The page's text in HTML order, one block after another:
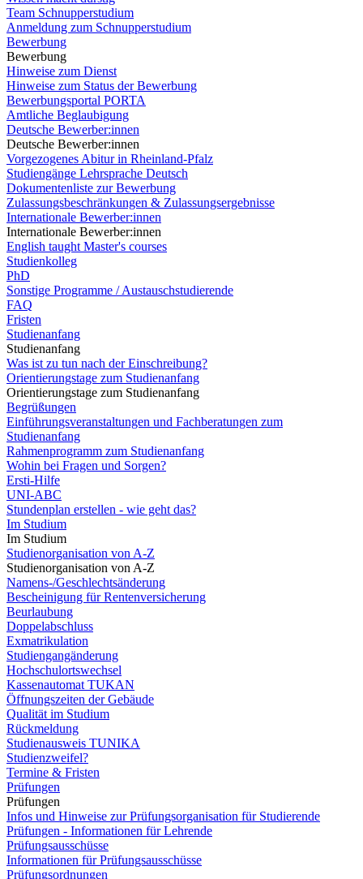
Team Schnupperstudium
Anmeldung zum Schnupperstudium
Bewerbung
Bewerbung
Hinweise zum Dienst
Hinweise zum Status der Bewerbung
Bewerbungsportal PORTA
Amtliche Beglaubigung
Deutsche Bewerber:innen
Deutsche Bewerber:innen
Vorgezogenes Abitur in Rheinland-Pfalz
Studiengänge Lehrsprache Deutsch
Dokumentenliste zur Bewerbung
Zulassungsbeschränkungen & Zulassungsergebnisse
Internationale Bewerber:innen
Internationale Bewerber:innen
English taught Master's courses
Studienkolleg
PhD
Sonstige Programme / Austauschstudierende
FAQ
Fristen
Studienanfang
Studienanfang
Was ist zu tun nach der Einschreibung?
Orientierungstage zum Studienanfang
Orientierungstage zum Studienanfang
Begrüßungen
Einführungsveranstaltungen und Fachberatungen zum
Studienanfang
Rahmenprogramm zum Studienanfang
Wohin bei Fragen und Sorgen?
Ersti-Hilfe
UNI-ABC
Stundenplan erstellen - wie geht das?
Im Studium
Im Studium
Studienorganisation von A-Z
Studienorganisation von A-Z
Namens-/Geschlechtsänderung
Bescheinigung für Rentenversicherung
Beurlaubung
Doppelabschluss
Exmatrikulation
Studiengangänderung
Hochschulortswechsel
Kassenautomat TUKAN
Öffnungszeiten der Gebäude
Qualität im Studium
Rückmeldung
Studienausweis TUNIKA
Studienzweifel?
Termine & Fristen
Prüfungen
Prüfungen
Infos und Hinweise zur Prüfungsorganisation für Studierende
Prüfungen - Informationen für Lehrende
Prüfungsausschüsse
Informationen für Prüfungsausschüsse
Prüfungsordnungen